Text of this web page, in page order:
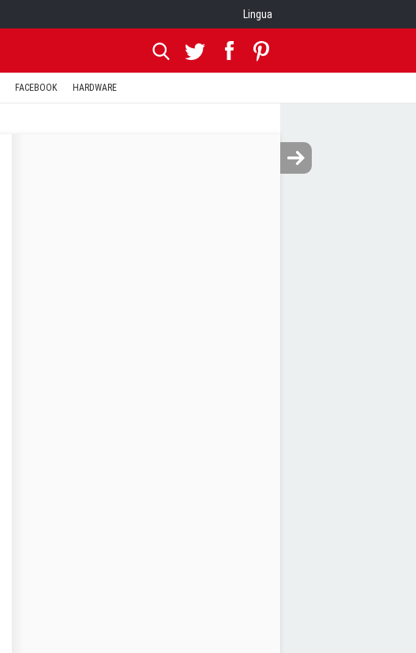
Lingua
FACEBOOK HARDWARE